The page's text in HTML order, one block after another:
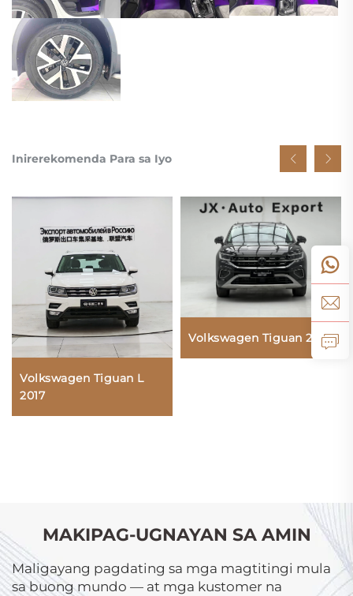
Inirerekomenda Para sa Iyo
Volkswagen Tiguan L
2017
Volkswagen Tiguan 2023
MAKIPAG-UGNAYAN SA AMIN
Maligayang pagdating sa mga magtitingi mula
sa buong mundo — at mga kustomer na